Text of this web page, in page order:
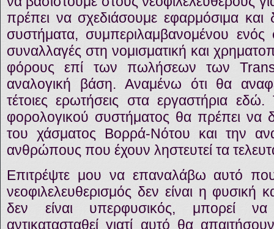
πρέπει να σχεδιάσουμε εφαρμόσιμα και
συστήματα, συμπεριλαμβανομένου
συναλλαγές στη νομισματική και
φόρους επί των πωλήσεων των
αναλογική βάση. Αναμένω ότι θα
τέτοιες ερωτήσεις στα εργαστήρια
φορολογικού συστήματος θα πρέπει να
του χάσματος Βορρά-Νότου και την
ανθρώπους που έχουν ληστευτεί τα
Επιτρέψτε μου να επαναλάβω αυτό
νεοφιλελευθερισμός δεν είναι η
δεν είναι υπερφυσικός, μπορεί
αντικατασταθεί γιατί αυτό θα